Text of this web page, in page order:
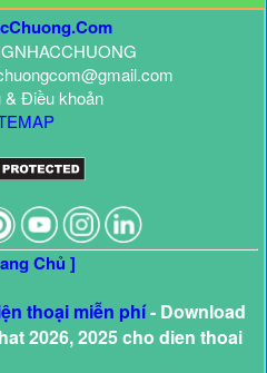
& Điều khoản
Chủ ]
thoại miễn phí- Download
2026, 2025 cho dien thoai